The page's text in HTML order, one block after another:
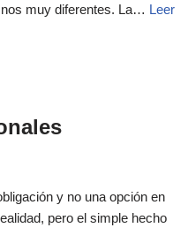
muy diferentes. La… Leer
y no una opción en
pero el simple hecho